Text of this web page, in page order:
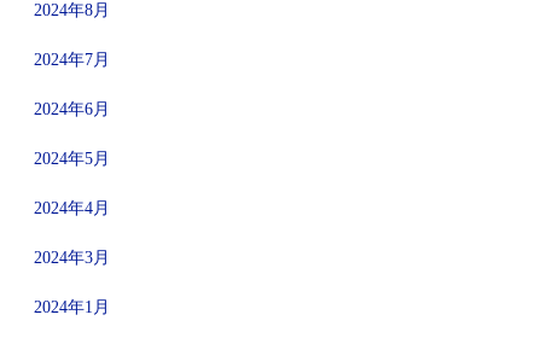
2024年8月
2024年7月
2024年6月
2024年5月
2024年4月
2024年3月
2024年1月